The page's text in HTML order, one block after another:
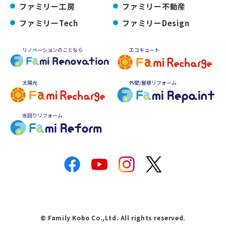
ファミリー工房
ファミリー不動産
ファミリーTech
ファミリーDesign
リノベーションのことなら エコキュート
太陽光 外壁/屋根リフォーム
水回りリフォーム
© Family Kobo Co.,Ltd. All rights reserved.